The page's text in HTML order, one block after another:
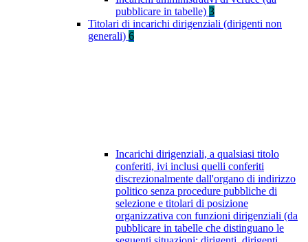
pubblicare in tabelle) 3
Titolari di incarichi dirigenziali (dirigenti non
generali) 6
Incarichi dirigenziali, a qualsiasi titolo
conferiti, ivi inclusi quelli conferiti
discrezionalmente dall'organo di indirizzo
politico senza procedure pubbliche di
selezione e titolari di posizione
organizzativa con funzioni dirigenziali (da
pubblicare in tabelle che distinguano le